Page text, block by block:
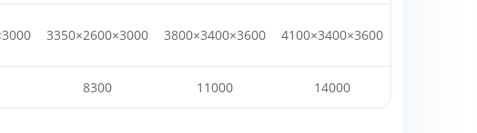
3350×2600×3000 3800×3400×3600 4100×3400×3600
8300 11000 14000